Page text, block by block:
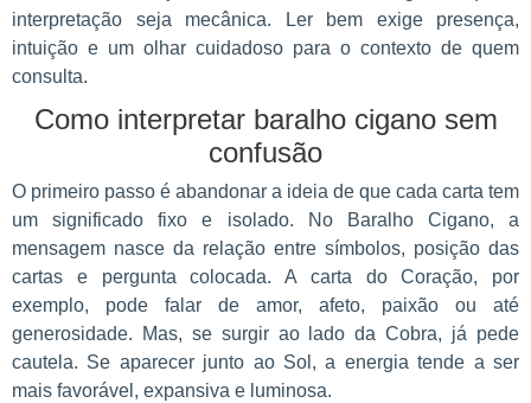
interpretação seja mecânica. Ler bem exige presença,
intuição e um olhar cuidadoso para o contexto de quem
consulta.
Como interpretar baralho cigano sem
confusão
O primeiro passo é abandonar a ideia de que cada carta tem
um significado fixo e isolado. No Baralho Cigano, a
mensagem nasce da relação entre símbolos, posição das
cartas e pergunta colocada. A carta do Coração, por
exemplo, pode falar de amor, afeto, paixão ou até
generosidade. Mas, se surgir ao lado da Cobra, já pede
cautela. Se aparecer junto ao Sol, a energia tende a ser
mais favorável, expansiva e luminosa.